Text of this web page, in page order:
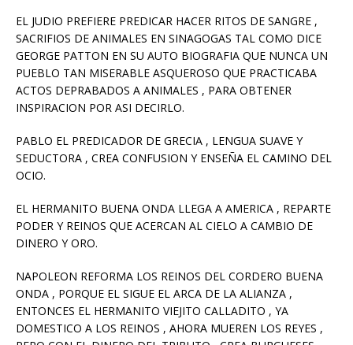
EL JUDIO PREFIERE PREDICAR HACER RITOS DE SANGRE ,
SACRIFIOS DE ANIMALES EN SINAGOGAS TAL COMO DICE
GEORGE PATTON EN SU AUTO BIOGRAFIA QUE NUNCA UN
PUEBLO TAN MISERABLE ASQUEROSO QUE PRACTICABA
ACTOS DEPRABADOS A ANIMALES , PARA OBTENER
INSPIRACION POR ASI DECIRLO.
PABLO EL PREDICADOR DE GRECIA , LENGUA SUAVE Y
SEDUCTORA , CREA CONFUSION Y ENSEÑA EL CAMINO DEL
OCIO.
EL HERMANITO BUENA ONDA LLEGA A AMERICA , REPARTE
PODER Y REINOS QUE ACERCAN AL CIELO A CAMBIO DE
DINERO Y ORO.
NAPOLEON REFORMA LOS REINOS DEL CORDERO BUENA
ONDA , PORQUE EL SIGUE EL ARCA DE LA ALIANZA ,
ENTONCES EL HERMANITO VIEJITO CALLADITO , YA
DOMESTICO A LOS REINOS , AHORA MUEREN LOS REYES ,